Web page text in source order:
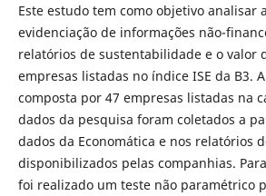
Este estudo tem como objetivo analisar
evidenciação de informações não-
relatórios de sustentabilidade e o valor
empresas listadas no índice ISE da B3.
composta por 47 empresas listadas na
dados da pesquisa foram coletados a
dados da Economática e nos relatórios
disponibilizados pelas companhias.
foi realizado um teste não paramétrico